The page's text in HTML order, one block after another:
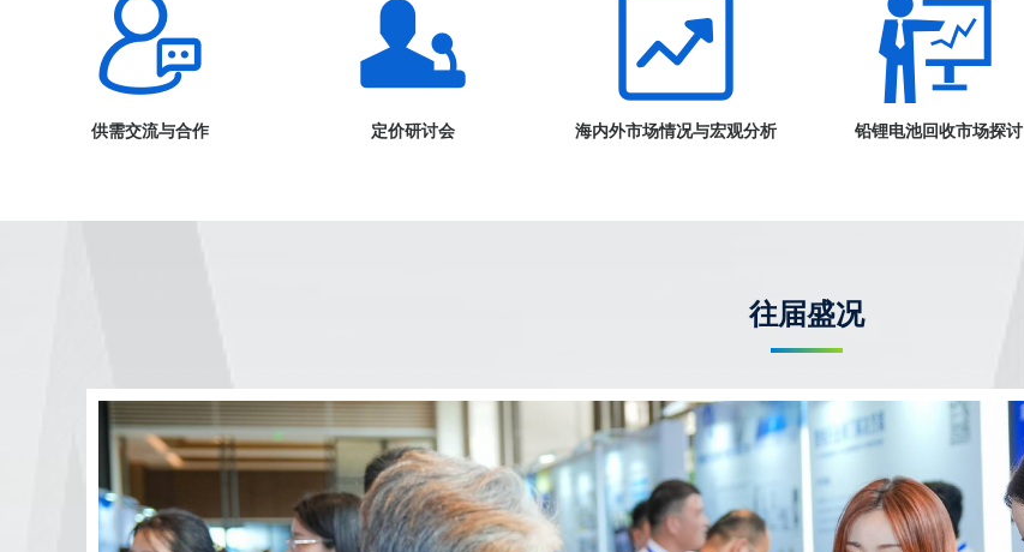
供需交流与合作 定价研讨会 海内外市场情况与宏观分析 铅锂电池回收市场探讨
往届盛况